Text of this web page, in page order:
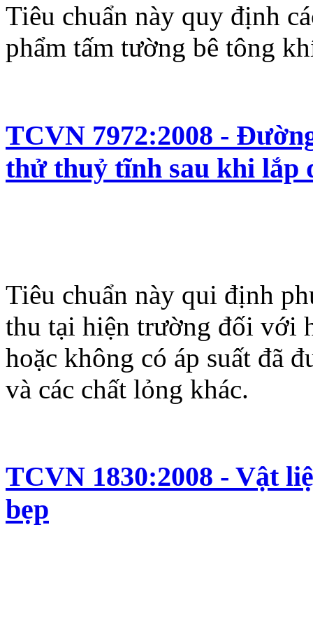
Tiêu chuẩn này quy định
phẩm tấm tường bê tông
TCVN 7972:2008 -
thử thuỷ tĩnh sau khi lắp
Tiêu chuẩn này qui định
thu tại hiện trường đối với
hoặc không có áp suất đã
và các chất lỏng khác.
TCVN 1830:2008 - Vật
bẹp